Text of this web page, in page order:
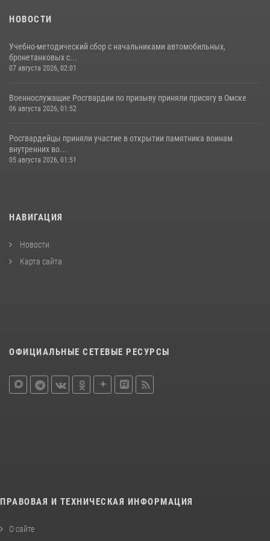
НОВОСТИ
Учебно-методический сбор с начальниками автомобильных,
бронетанковых с...
07 августа 2026, 02:01
Военнослужащие Росгвардии по призыву приняли присягу в Омске
06 августа 2026, 01:52
Росгвардейцы приняли участие в открытии памятника воинам
внутренних во...
05 августа 2026, 01:51
НАВИГАЦИЯ
Новости
Карта сайта
ОФИЦИАЛЬНЫЕ СЕТЕВЫЕ РЕСУРСЫ
ПРАВОВАЯ И ТЕХНИЧЕСКАЯ ИНФОРМАЦИЯ
О сайте